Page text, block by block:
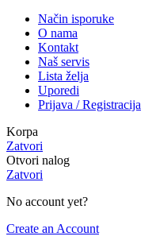
Način isporuke
O nama
Kontakt
Naš servis
Lista želja
Uporedi
Prijava / Registracija
Korpa
Zatvori
Otvori nalog
Zatvori
No account yet?
Create an Account